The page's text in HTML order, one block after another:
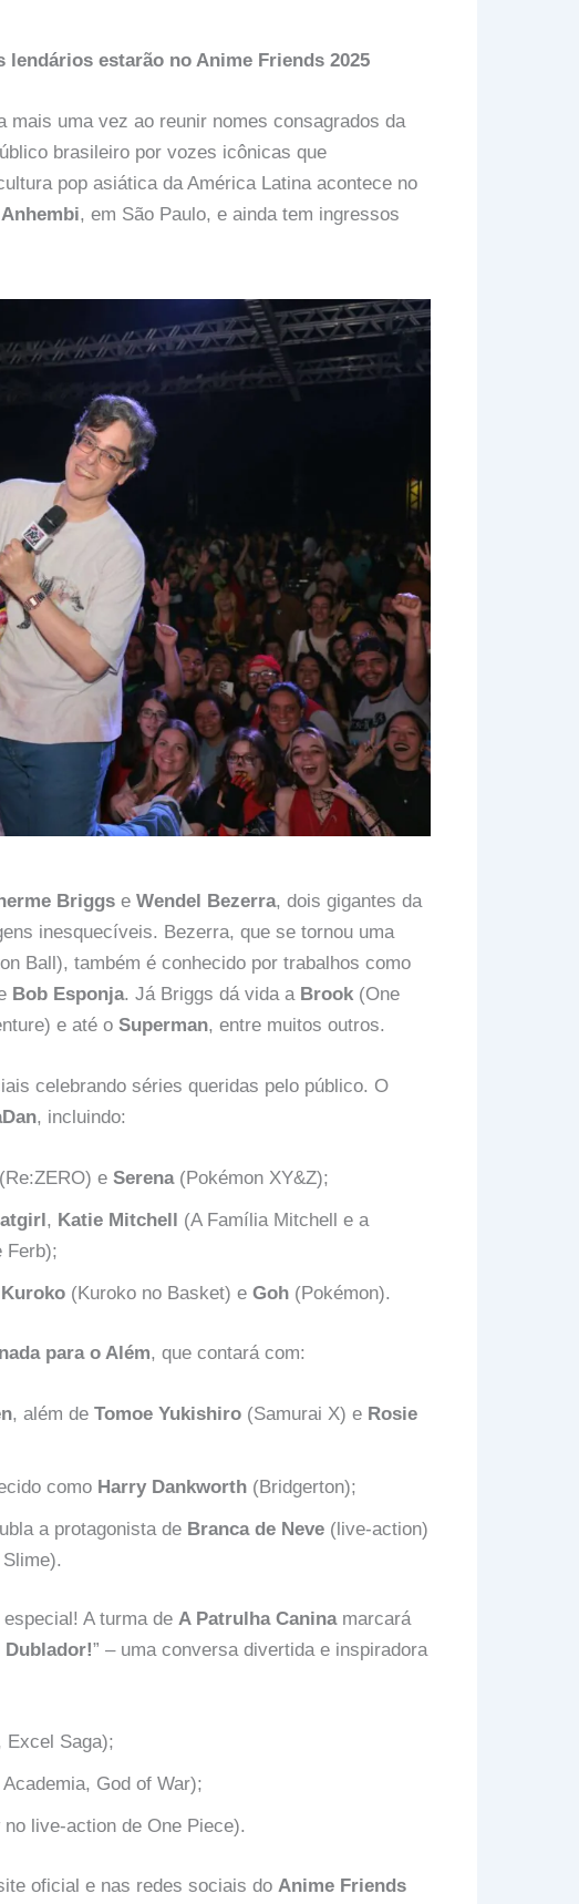
estarão no Anime Friends 2025
uma vez ao reunir nomes consagrados da
brasileiro por vozes icônicas que
pop asiática da América Latina acontece no
, em São Paulo, e ainda tem ingressos
Briggse Wendel Bezerra, dois gigantes da
inesquecíveis. Bezerra, que se tornou uma
Ball), também é conhecido por trabalhos como
Bob Esponja. Já Briggs dá vida a Brook(One
e até o Superman, entre muitos outros.
celebrando séries queridas pelo público. O
, incluindo:
(Re:ZERO) e Serena(Pokémon XY&Z);
, Katie Mitchell (A Família Mitchell e a
Ferb);
Kuroko(Kuroko no Basket) e Goh(Pokémon).
para o Além, que contará com:
, além de Tomoe Yukishiro(Samurai X) e Rosie
como Harry Dankworth(Bridgerton);
a protagonista de Branca de Neve(live-action)
A turma de A Patrulha Caninamarcará
” – uma conversa divertida e inspiradora
Excel Saga);
God of War);
no live-action de One Piece).
oficial e nas redes sociais do Anime Friends